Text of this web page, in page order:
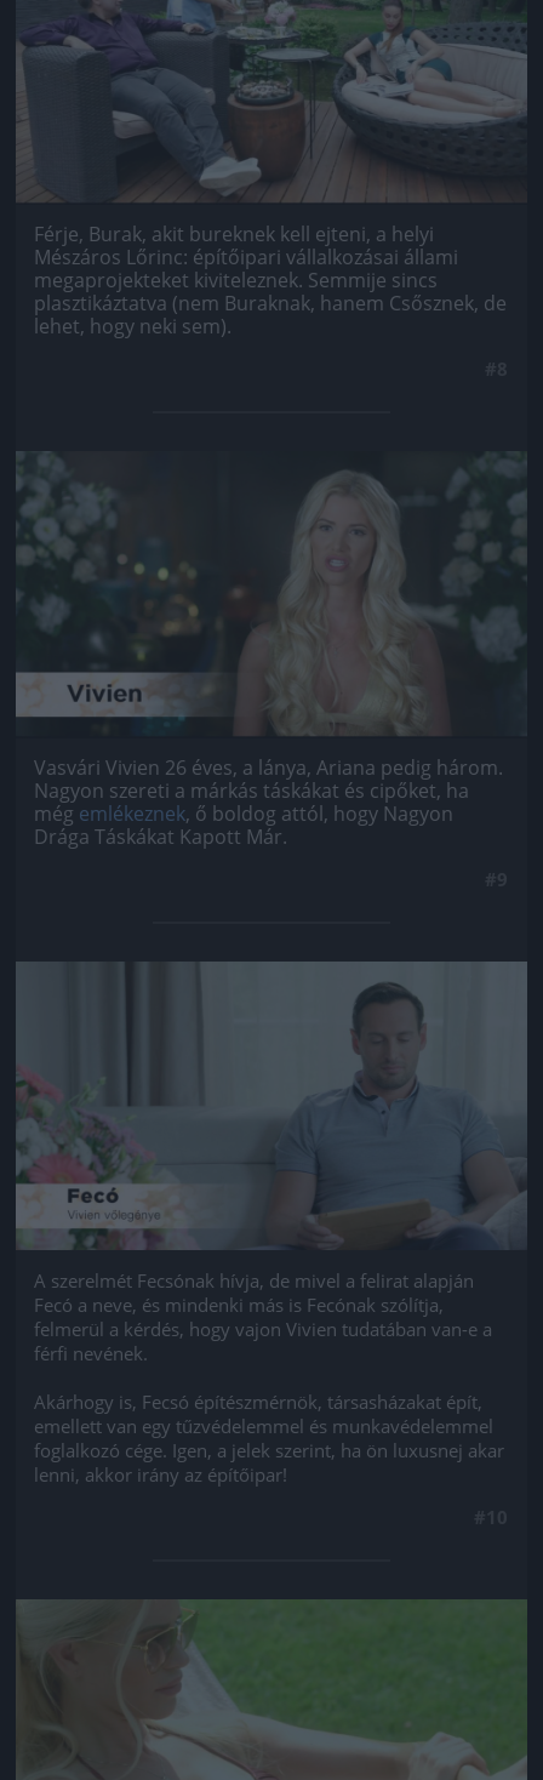
Férje, Burak, akit bureknek kell ejteni, a helyi
Mészáros Lőrinc: építőipari vállalkozásai állami
megaprojekteket kiviteleznek. Semmije sincs
plasztikáztatva (nem Buraknak, hanem Csősznek, de
lehet, hogy neki sem).
Jön még kép!
Vasvári Vivien 26 éves, a lánya, Ariana pedig három.
Nagyon szereti a márkás táskákat és cipőket, ha
még emlékeznek, ő boldog attól, hogy Nagyon
Drága Táskákat Kapott Már.
A szerelmét Fecsónak hívja, de mivel a felirat alapján
Fecó a neve, és mindenki más is Fecónak szólítja,
felmerül a kérdés, hogy vajon Vivien tudatában van-e a
férfi nevének.
Akárhogy is, Fecsó építészmérnök, társasházakat épít,
emellett van egy tűzvédelemmel és munkavédelemmel
foglalkozó cége. Igen, a jelek szerint, ha ön luxusnej akar
lenni, akkor irány az építőipar!
Jön még kép!